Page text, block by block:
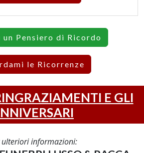
Pensiero di Ricordo
le Ricorrenze
E GLI
ulteriori informazioni: